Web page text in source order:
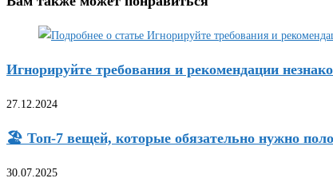
Игнорируйте требования и рекомендации
27.12.2024
🏖 Топ-7 вещей, которые обязательно нужно
30.07.2025